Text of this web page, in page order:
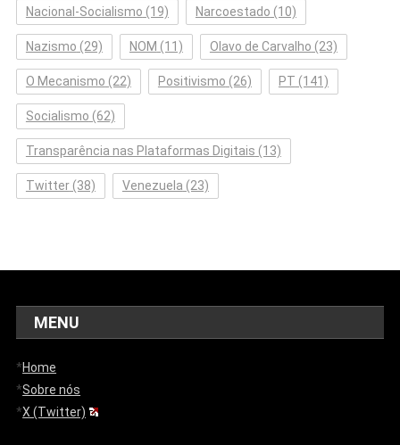
Nacional-Socialismo (19) Narcoestado (10)
Nazismo (29) NOM (11) Olavo de Carvalho (23)
O Mecanismo (22) Positivismo (26) PT (141)
Socialismo (62)
Transparência nas Plataformas Digitais (13)
Twitter(38) Venezuela (23)
MENU
*Home
*Sobre nós
*X (Twitter)